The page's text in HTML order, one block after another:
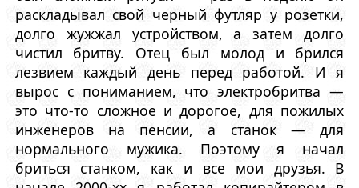
раскладывал свой черный футляр у розетки,
долго жужжал устройством, а затем долго
чистил бритву. Отец был молод и брился
лезвием каждый день перед работой. И я
вырос с пониманием, что электробритва —
это что-то сложное и дорогое, для пожилых
инженеров на пенсии, а станок — для
нормального мужика. Поэтому я начал
бриться станком, как и все мои друзья. В